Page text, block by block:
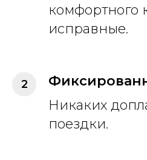
комфортного
исправные.
Никаких
поездки.